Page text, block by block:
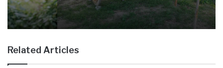
Related Articles